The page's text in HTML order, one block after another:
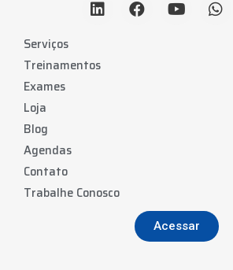
Serviços
Treinamentos
Exames
Loja
Blog
Agendas
Contato
Trabalhe Conosco
Acessar